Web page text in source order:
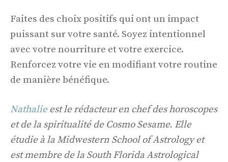
Faites des choix positifs qui ont un impact
puissant sur votre santé. Soyez intentionnel
avec votre nourriture et votre exercice.
Renforcez votre vie en modifiant votre routine
de manière bénéfique.
Nathalieest le rédacteur en chef des horoscopes
et de la spiritualité de Cosmo Sesame. Elle
étudie à la Midwestern School of Astrology et
est membre de la South Florida Astrological